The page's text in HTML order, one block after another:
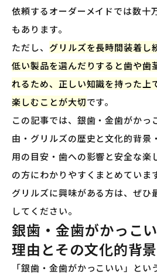
依頼するオーダーメイドでは数十
もあります。
ただし、 グリルズを長時間装着し
低い製品を選んだりすると歯や歯
れるため、正しい知識を持った上
楽しむことが大切です。
この記事では、銀歯・金歯がかっ
由・グリルズの歴史と文化的背景
用の目安・歯への影響と安全な楽
の方にわかりやすくまとめていま
グリルズに興味がある方は、ぜひ
してください。
銀歯・金歯がかっこ
理由とその文化的背景
「銀歯・金歯がかっこいい」とい